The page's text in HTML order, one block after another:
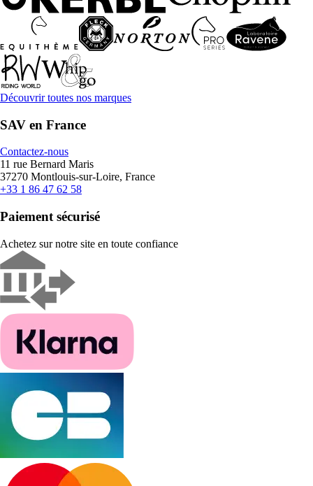
Découvrir toutes nos marques
SAV en France
Contactez-nous
11 rue Bernard Maris
37270 Montlouis-sur-Loire, France
+33 1 86 47 62 58
Paiement sécurisé
Achetez sur notre site en toute confiance